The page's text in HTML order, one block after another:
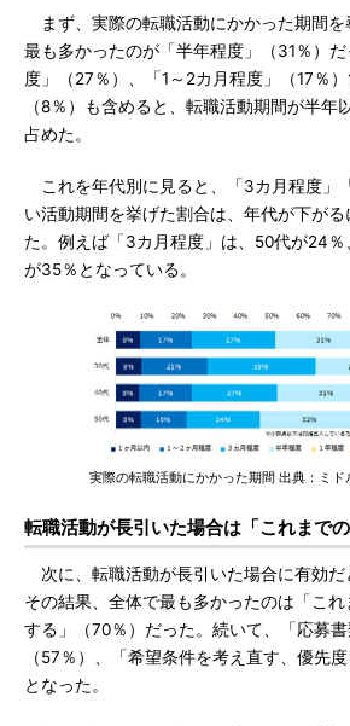
まず、実際の転職活動にかかった期間を
最も多かったのが「半年程度」（31％）
度」（27％）、「1～2カ月程度」（17％）
（8％）も含めると、転職活動期間が半年
占めた。
これを年代別に見ると、「3カ月程度」
い活動期間を挙げた割合は、年代が下が
た。例えば「3カ月程度」は、50代が24
が35％となっている。
実際の転職活動にかかった期間 出典：ミド
転職活動が長引いた場合は「これまで
次に、転職活動が長引いた場合に有効だ
その結果、全体で最も多かったのは「こ
する」（70％）だった。続いて、「応募書
（57％）、「希望条件を考え直す、優先
となった。